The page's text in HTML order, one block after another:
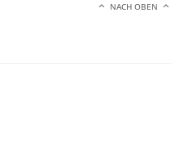
NACH OBEN